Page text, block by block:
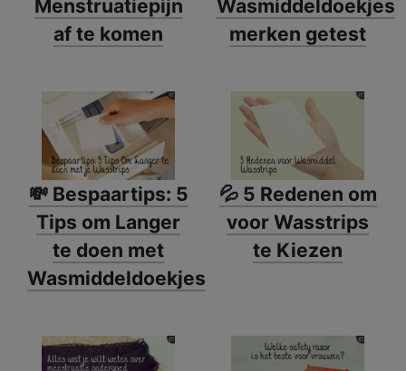
Menstruatiepijn
af te komen
Wasmiddeldoekjes
merken getest
💸 Bespaartips: 5
Tips om Langer
te doen met
Wasmiddeldoekjes
💦 5 Redenen om
voor Wasstrips
te Kiezen